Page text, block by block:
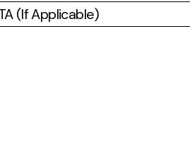
(If Applicable)